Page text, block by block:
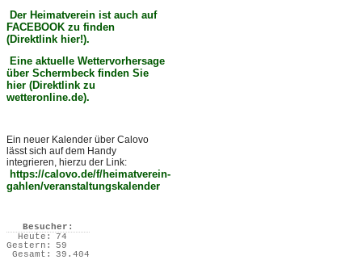
Der Heimatverein ist auch auf
FACEBOOK zu finden
(Direktlink hier!).
Eine aktuelle Wettervorhersage
über Schermbeck finden Sie
hier (Direktlink zu
wetteronline.de).
Ein neuer Kalender über Calovo
lässt sich auf dem Handy
integrieren, hierzu der Link:
https://calovo.de/f/heimatverein-
gahlen/veranstaltungskalender
Besucher:
Heute:
74
Gestern:
59
Gesamt:
39.404